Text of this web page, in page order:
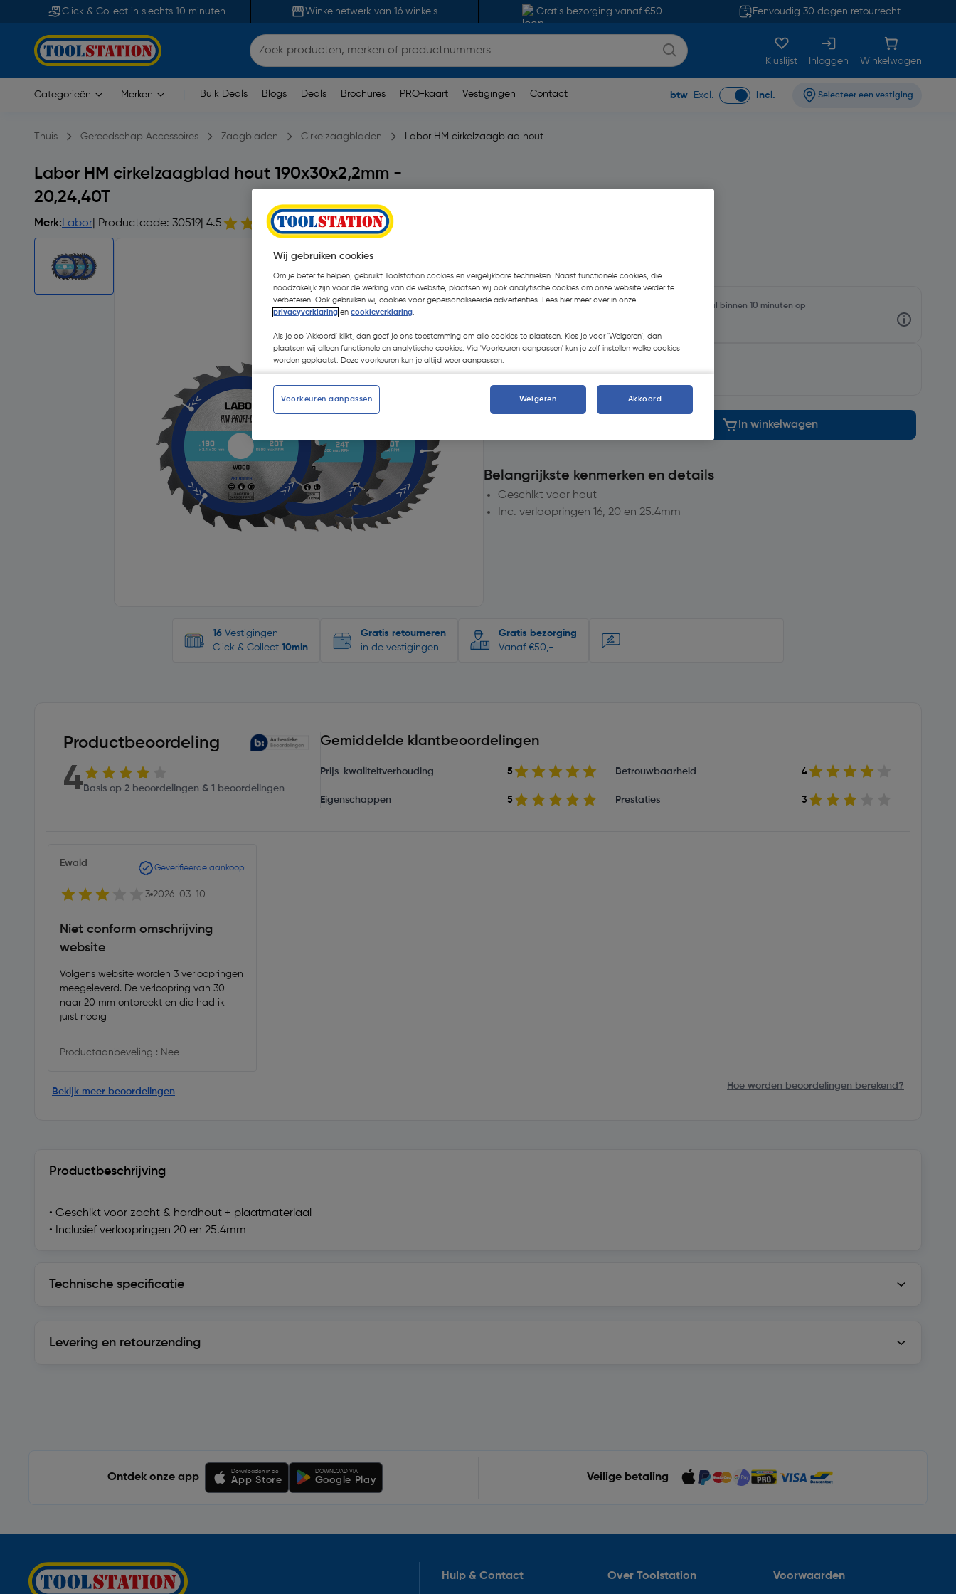
Click & Collect in slechts 10 minuten Winkelnetwerk van 16 winkels Gratis bezorging vanaf €50 Eenvoudig 30 dagen retourrecht
Kluslijst Inloggen Winkelwagen
Categorieën Merken Bulk Deals Blogs Deals Brochures PRO-kaart Vestigingen Contact btw Excl. Incl. Selecteer een vestiging
Thuis Gereedschap Accessoires Zaagbladen Cirkelzaagbladen Labor HM cirkelzaagblad hout
Labor HM cirkelzaagblad hout 190x30x2,2mm -
20,24,40T
Merk:Labor | Productcode: 30519 | 4.5 2 beoordelingen| 3 Stuks
Selecteer winkel - Bekijk voorraadniveaus en haal binnen 10 minuten op
In winkelwagen
Belangrijkste kenmerken en details
Geschikt voor hout
Inc. verloopringen 16, 20 en 25.4mm
16 Vestigingen
Click & Collect 10min
Gratis retourneren
in de vestigingen
Gratis bezorging
Vanaf €50,-
Productbeoordeling
4 Basis op 2 beoordelingen & 1 beoordelingen
Gemiddelde klantbeoordelingen
Prijs-kwaliteitverhouding 5 Betrouwbaarheid 4
Eigenschappen 5 Prestaties 3
Ewald Geverifieerde aankoop
3 2026-03-10
Niet conform omschrijving
website
Volgens website worden 3 verloopringen
meegeleverd. De verloopring van 30
naar 20 mm ontbreekt en die had ik
juist nodig
Productaanbeveling : Nee
Bekijk meer beoordelingen
Hoe worden beoordelingen berekend?
Productbeschrijving
• Geschikt voor zacht & hardhout + plaatmateriaal
• Inclusief verloopringen 20 en 25.4mm
Technische specificatie
Levering en retourzending
Ontdek onze app
Downloaden in de
App Store
DOWNLOAD VIA
Google Play Veilige betaling
Hulp & Contact Over Toolstation Voorwaarden
Wij gebruiken cookies
Om je beter te helpen, gebruikt Toolstation cookies en vergelijkbare technieken. Naast functionele cookies, die
noodzakelijk zijn voor de werking van de website, plaatsen wij ook analytische cookies om onze website verder te
verbeteren. Ook gebruiken wij cookies voor gepersonaliseerde advertenties. Lees hier meer over in onze
privacyverklaring en cookieverklaring.
Als je op 'Akkoord' klikt, dan geef je ons toestemming om alle cookies te plaatsen. Kies je voor 'Weigeren', dan
plaatsen wij alleen functionele en analytische cookies. Via 'Voorkeuren aanpassen' kun je zelf instellen welke cookies
worden geplaatst. Deze voorkeuren kun je altijd weer aanpassen.
Voorkeuren aanpassen Weigeren Akkoord